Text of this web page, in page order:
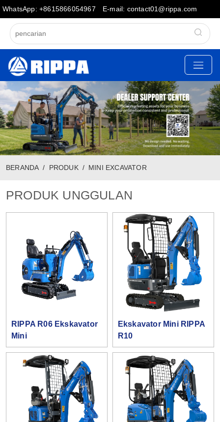
WhatsApp: +8615866054967 E-mail: contact01@rippa.com
BERANDA PRODUK MINI EXCAVATOR
PRODUK UNGGULAN
RIPPA R06 Ekskavator
Mini
Ekskavator Mini RIPPA
R10